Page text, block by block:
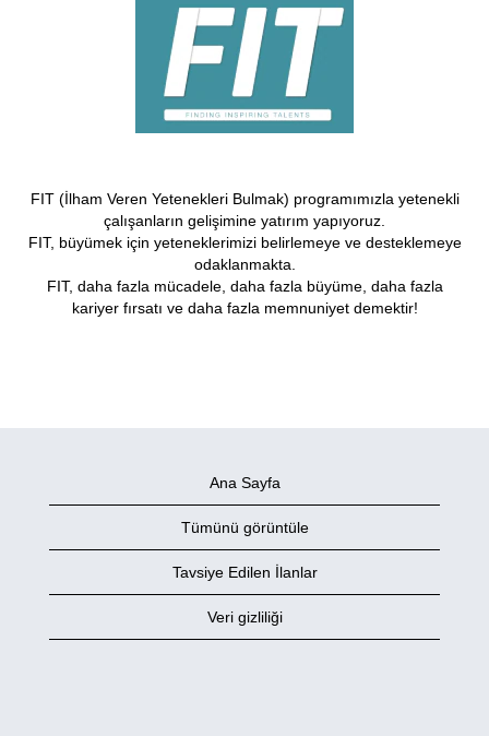
FIT (İlham Veren Yetenekleri Bulmak) programımızla yetenekli
çalışanların gelişimine yatırım yapıyoruz.
FIT, büyümek için yeteneklerimizi belirlemeye ve desteklemeye
odaklanmakta.
FIT, daha fazla mücadele, daha fazla büyüme, daha fazla
kariyer fırsatı ve daha fazla memnuniyet demektir!
Ana Sayfa
Tümünü görüntüle
Tavsiye Edilen İlanlar
Veri gizliliği